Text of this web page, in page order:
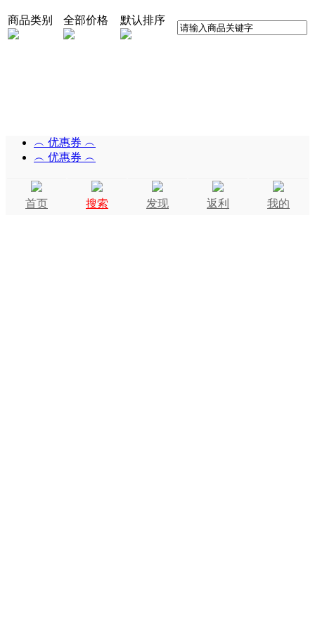
商品类别 全部价格 默认排序
︵ 优惠券 ︵
︵ 优惠券 ︵
首页 搜索 发现 返利 我的